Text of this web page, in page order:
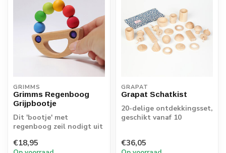
GRIMMS
Grimms Regenboog
Grijpbootje
Dit 'bootje' met
regenboog zeil nodigt uit
voelen fijn a...
€18,95
GRAPAT
Grapat Schatkist
20-delige ontdekkingsset,
geschikt vanaf 10
€36,05